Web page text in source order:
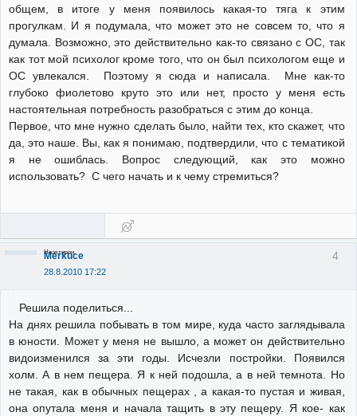
общем, в итоге у меня появилось какая-то тяга к этим
прогулкам. И я подумала, что может это не совсем то, что я
думала. Возможно, это действительно как-то связано с ОС, так
как тот мой психолог кроме того, что он был психологом еще и
ОС увлекался. Поэтому я сюда и написала. Мне как-то
глубоко фиолетово круто это или нет, просто у меня есть
настоятельная потребность разобраться с этим до конца.
Первое, что мне нужно сделать было, найти тех, кто скажет, что
да, это наше. Вы, как я понимаю, подтвердили, что с тематикой
я не ошиблась. Вопрос следующий, как это можно
использовать? С чего начать и к чему стремиться?
4
Merkuce
28.8.2010 17:22
Неактивен
Решила поделиться...
На днях решила побывать в том мире, куда часто заглядывала
в юности. Может у меня не вышло, а может он действительно
видоизменился за эти годы. Исчезли постройки. Появился
холм. А в нем пещера. Я к ней подошла, а в ней темнота. Но
не такая, как в обычных пещерах , а какая-то пустая и живая,
она опутала меня и начала тащить в эту пещеру. Я кое- как